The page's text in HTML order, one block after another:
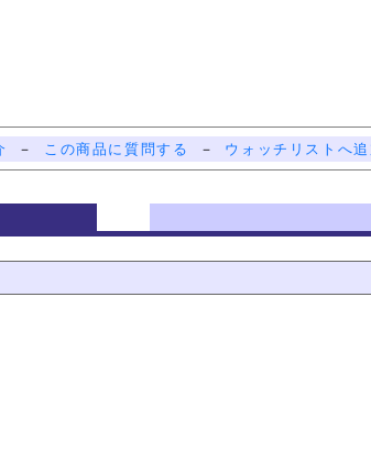
－ この商品に質問する － ウォッチリストへ